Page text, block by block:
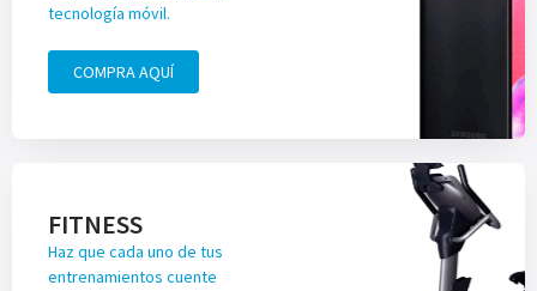
tecnología móvil.
COMPRA AQUÍ
FITNESS
Haz que cada uno de tus
entrenamientos cuente